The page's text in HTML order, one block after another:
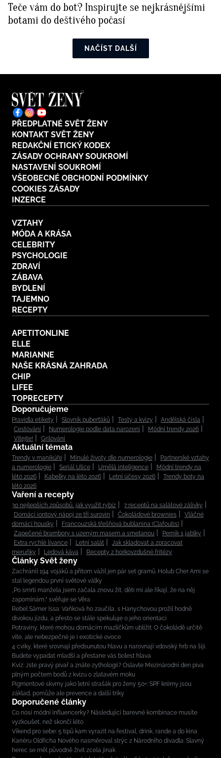
Teče vám do bot? Inspirujte se nejkrásnějšími
botami do deštivého počasí
NAČÍST DALŠÍ
PŘEDPLATNÉ SVĚT ŽENY
KONTAKT SVĚT ŽENY
REDAKČNÍ ETICKÝ KODEX
ZÁSADY OCHRANY SOUKROMÍ
NASTAVENÍ SOUKROMÍ
VŠEOBECNÉ OBCHODNÍ PODMÍNKY
COOKIES ZÁSADY
INZERCE
VZTAHY
MÓDA A KRÁSA
CELEBRITY
PSYCHOLOGIE
ZDRAVÍ
ZÁBAVA
BYDLENÍ
TAJEMNO
RECEPTY
APETITONLINE
ELLE
MARIANNE
NAŠE KRÁSNÁ ZAHRADA
CHIP
LIFEE
TOPRECEPTY
Doporučujeme
Pravidla etikety Slovník puberťáků Testy a kvízy
Andělská čísla
Cestování
Numerologie podle data narození
Módní trendy 2026
Vítejte!
Grilování
Aktuální témata
Trendy v manikúře Minulé životy dle numerologie
Partnerské vztahy
a numerologie
Seriál Ulice Umělá inteligence
Módní trendy na
léto 2026
Kabelky na léto 2026 Letní účesy 2026
Trendy boty na
léto 2026
Vaření a recepty
30 nejlepších způsobů, jak využít rybíz
7 receptů na salátové zálivky
Domácí iontový nápoj ze tří surovin
Čokoládové brownies
Vláčné
domácí housky
Francouzská třešňová bublanina (Clafoutis)
Zapečené brambory s uzeným masem a smetanou
Perník s jablky
Extra rychlé lívance
Letní salát
Jak skladovat a zpracovat
meruňky
Ledová káva Recepty z horkovzdušné fritézy
Články Svět ženy
Zachránil 194 vojáků a přitom vážil jen pár set gramů. Holub Cher Ami se
stal legendou první světové války
„Po smrti manžela jsem začala znovu žít, děti mi ale říkají, že na něj
zapomínám,“ svěřuje se Věra
Rebel Sámer Issa: Vaňková ho zaučila, s Hanychovou prožil hodně
divokou jízdu, a přesto se stále spekuluje o jeho orientaci
Potraviny, které mohou domácím mazlíčkům ublížit: O čokoládě určitě
víte, ale nebezpečné je i exotické ovoce
4 cviky, které srovnají předsunutou hlavu a narovnají vdovský hrb na šíji.
Budete vypadat mladší a přestane vás bolest hlava
Kvíz: Jste pravý pivař a znáte zythologii? Oslavte Mezinárodní den piva
plným počtem bodů z kvízu o zlatavém moku
Pigmentové skvrny jako letní strašák pro ženy 50+: SPF krémy jsou
základ, pomůže ale prevence a další triky
Doporučené články
Co nosí módní influencerky? Následující barevné kombinace musíte
vyzkoušet, než skončí léto
Víkend pro sebe: 5 tipů kam vyrazit na festival, drink, rande a do kina
Kariéru Oldřicha Nového nasměroval strýc z Národního divadla: Slavný
herec se měl původně živit zcela jinak